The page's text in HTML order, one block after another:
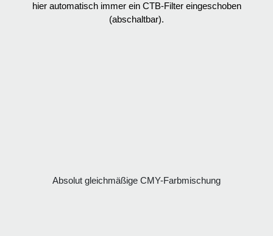
hier automatisch immer ein CTB-Filter eingeschoben
(abschaltbar).
Absolut gleichmäßige CMY-Farbmischung